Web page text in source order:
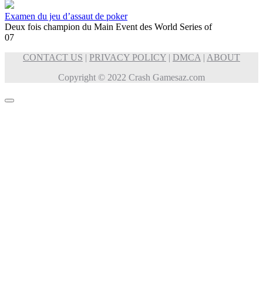
Examen du jeu d’assaut de poker
Deux fois champion du Main Event des World Series of
07
CONTACT US | PRIVACY POLICY | DMCA | ABOUT
Copyright © 2022 Crash Gamesaz.com